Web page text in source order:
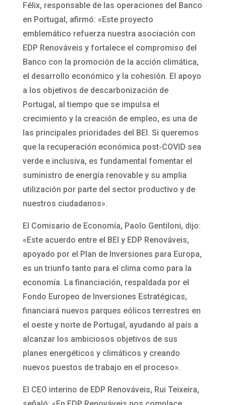
Félix, responsable de las operaciones del Banco
en Portugal, afirmó: «Este proyecto
emblemático refuerza nuestra asociación con
EDP Renováveis y fortalece el compromiso del
Banco con la promoción de la acción climática,
el desarrollo económico y la cohesión. El apoyo
a los objetivos de descarbonización de
Portugal, al tiempo que se impulsa el
crecimiento y la creación de empleo, es una de
las principales prioridades del BEI. Si queremos
que la recuperación económica post-COVID sea
verde e inclusiva, es fundamental fomentar el
suministro de energía renovable y su amplia
utilización por parte del sector productivo y de
nuestros ciudadanos».
El Comisario de Economía, Paolo Gentiloni, dijo:
«Este acuerdo entre el BEI y EDP Renováveis,
apoyado por el Plan de Inversiones para Europa,
es un triunfo tanto para el clima como para la
economía. La financiación, respaldada por el
Fondo Europeo de Inversiones Estratégicas,
financiará nuevos parques eólicos terrestres en
el oeste y norte de Portugal, ayudando al país a
alcanzar los ambiciosos objetivos de sus
planes energéticos y climáticos y creando
nuevos puestos de trabajo en el proceso».
El CEO interino de EDP Renováveis, Rui Teixeira,